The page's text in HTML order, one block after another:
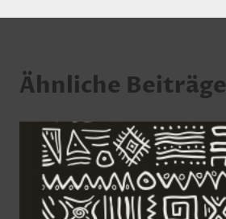
Ähnliche Beiträge